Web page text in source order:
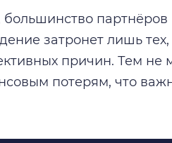
партнёров
затронет лишь
причин. Тем не
потерям, что